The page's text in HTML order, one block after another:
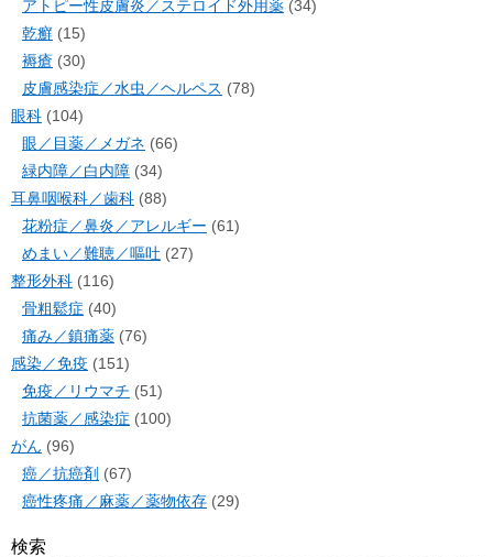
アトピー性皮膚炎／ステロイド外用薬 (34)
乾癬 (15)
褥瘡 (30)
皮膚感染症／水虫／ヘルペス (78)
眼科 (104)
眼／目薬／メガネ (66)
緑内障／白内障 (34)
耳鼻咽喉科／歯科 (88)
花粉症／鼻炎／アレルギー (61)
めまい／難聴／嘔吐 (27)
整形外科 (116)
骨粗鬆症 (40)
痛み／鎮痛薬 (76)
感染／免疫 (151)
免疫／リウマチ (51)
抗菌薬／感染症 (100)
がん (96)
癌／抗癌剤 (67)
癌性疼痛／麻薬／薬物依存 (29)
検索